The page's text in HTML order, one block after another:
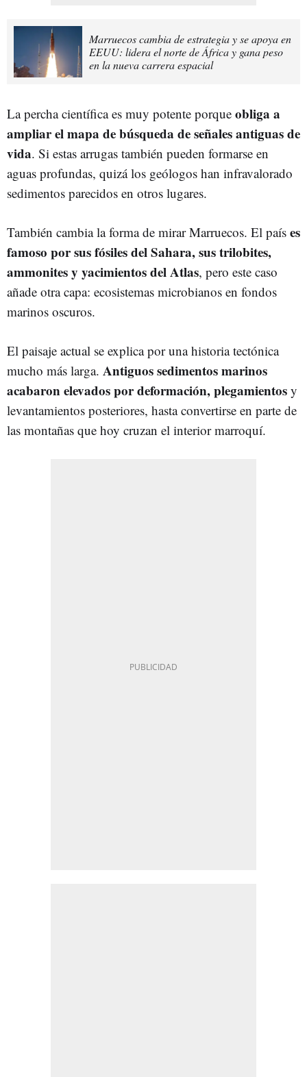
Marruecos cambia de estrategia y se apoya en
EEUU: lidera el norte de África y gana peso
en la nueva carrera espacial
La percha científica es muy potente porque obliga a
ampliar el mapa de búsqueda de señales antiguas de
vida. Si estas arrugas también pueden formarse en
aguas profundas, quizá los geólogos han infravalorado
sedimentos parecidos en otros lugares.
También cambia la forma de mirar Marruecos. El país es
famoso por sus fósiles del Sahara, sus trilobites,
ammonites y yacimientos del Atlas, pero este caso
añade otra capa: ecosistemas microbianos en fondos
marinos oscuros.
El paisaje actual se explica por una historia tectónica
mucho más larga. Antiguos sedimentos marinos
acabaron elevados por deformación, plegamientos y
levantamientos posteriores, hasta convertirse en parte de
las montañas que hoy cruzan el interior marroquí.